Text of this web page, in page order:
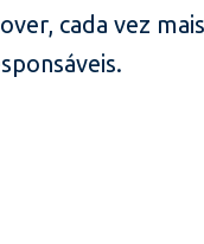
cada vez